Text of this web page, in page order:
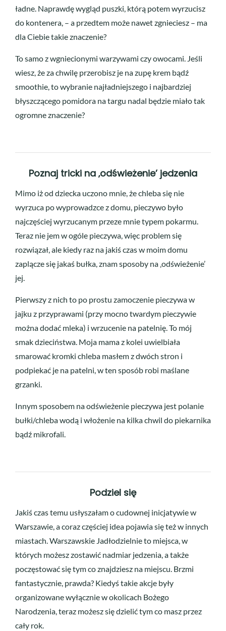
ładne. Naprawdę wygląd puszki, którą potem wyrzucisz
do kontenera, – a przedtem może nawet zgnieciesz – ma
dla Ciebie takie znaczenie?
To samo z wgniecionymi warzywami czy owocami. Jeśli
wiesz, że za chwilę przerobisz je na zupę krem bądź
smoothie, to wybranie najładniejszego i najbardziej
błyszczącego pomidora na targu nadal będzie miało tak
ogromne znaczenie?
Poznaj tricki na ‚odświeżenie’ jedzenia
Mimo iż od dziecka uczono mnie, że chleba się nie
wyrzuca po wyprowadzce z domu, pieczywo było
najczęściej wyrzucanym przeze mnie typem pokarmu.
Teraz nie jem w ogóle pieczywa, więc problem się
rozwiązał, ale kiedy raz na jakiś czas w moim domu
zaplącze się jakaś bułka, znam sposoby na ‚odświeżenie’
jej.
Pierwszy z nich to po prostu zamoczenie pieczywa w
jajku z przyprawami (przy mocno twardym pieczywie
można dodać mleka) i wrzucenie na patelnię. To mój
smak dzieciństwa. Moja mama z kolei uwielbiała
smarować kromki chleba masłem z dwóch stron i
podpiekać je na patelni, w ten sposób robi maślane
grzanki.
Innym sposobem na odświeżenie pieczywa jest polanie
bułki/chleba wodą i włożenie na kilka chwil do piekarnika
bądź mikrofali.
Podziel się
Jakiś czas temu usłyszałam o cudownej inicjatywie w
Warszawie, a coraz częściej idea pojawia się też w innych
miastach. Warszawskie Jadłodzielnie to miejsca, w
których możesz zostawić nadmiar jedzenia, a także
poczęstować się tym co znajdziesz na miejscu. Brzmi
fantastycznie, prawda? Kiedyś takie akcje były
organizowane wyłącznie w okolicach Bożego
Narodzenia, teraz możesz się dzielić tym co masz przez
cały rok.